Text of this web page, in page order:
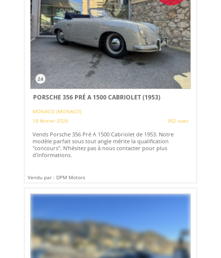
24
PORSCHE 356 PRÉ A 1500 CABRIOLET (1953)
MONACO (MONACO)
18 février 2026
382 vues
Vends Porsche 356 Pré A 1500 Cabriolet de 1953. Notre
modèle parfait sous tout angle mérite la qualification
"concours". N'hésitez pas à nous contacter pour plus
d'informations.
Vendu par : DPM Motors